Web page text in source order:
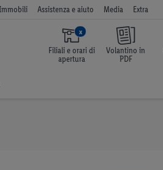
Assistenza e aiuto Media Extra
x
Filiali e orari di
apertura
Volantino in
PDF